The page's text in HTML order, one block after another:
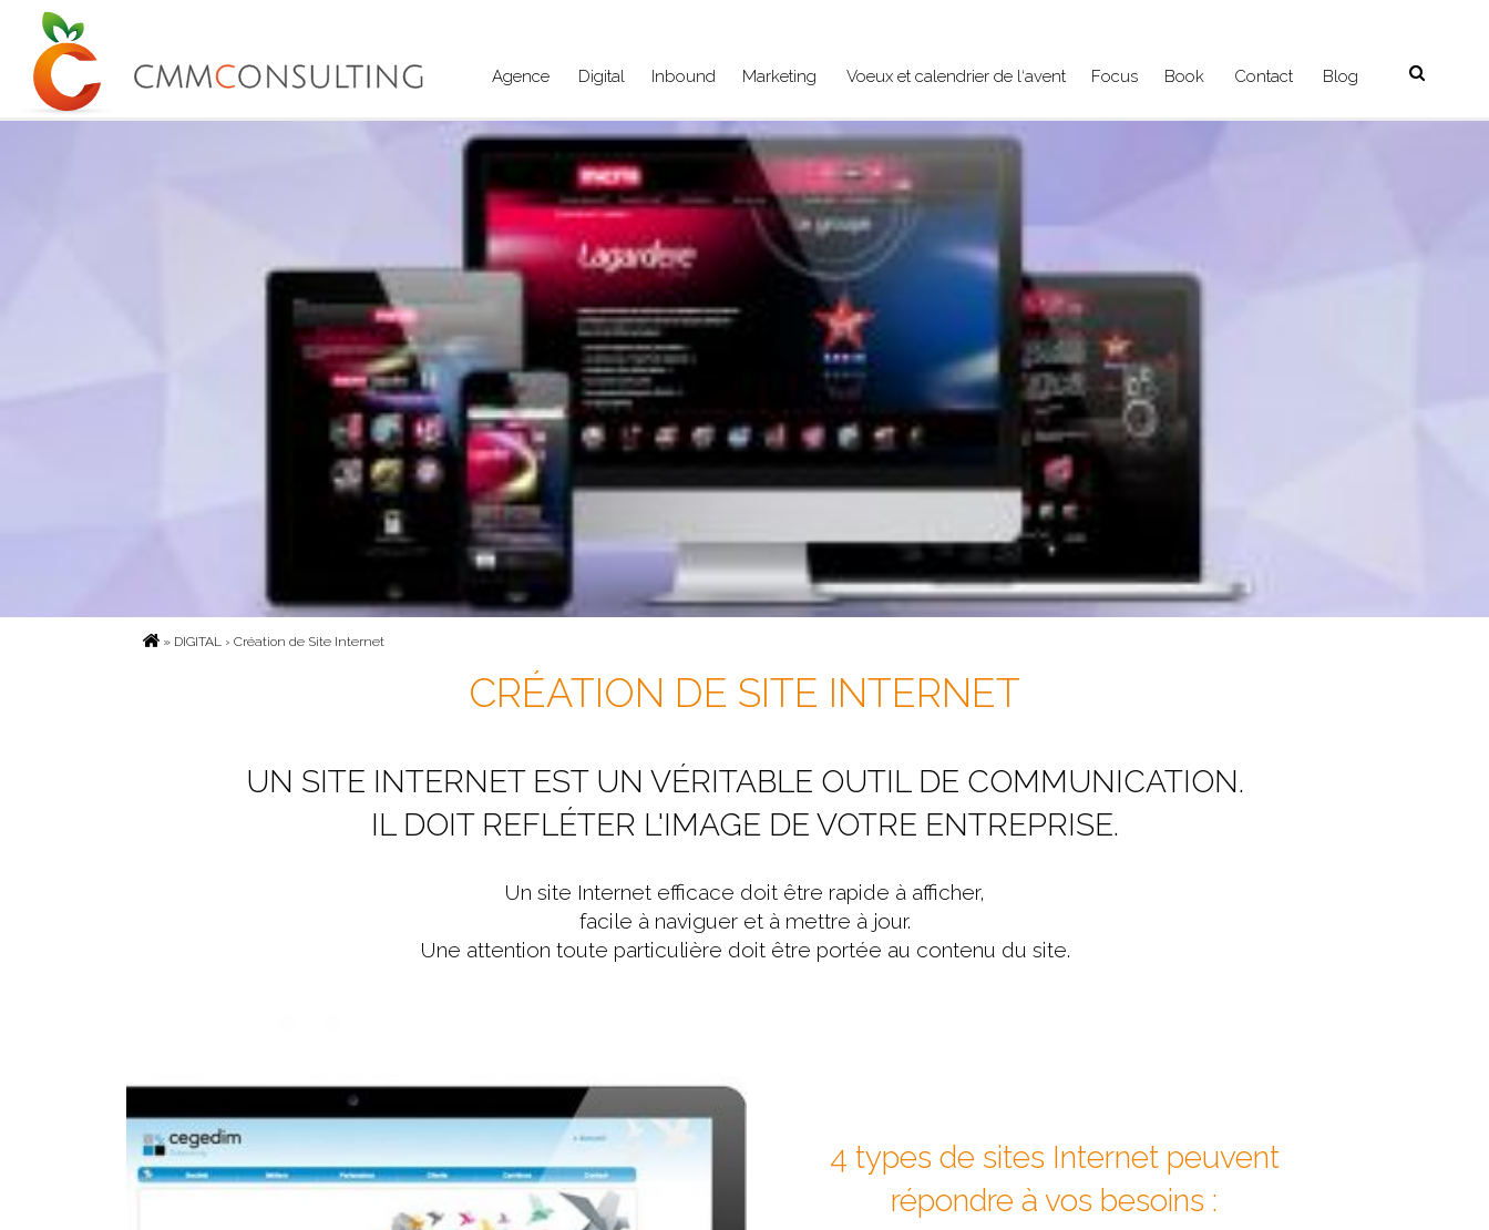
Agence Digital Inbound Marketing Voeux et calendrier de l‘avent Focus Book Contact Blog
» DIGITAL› Création de Site Internet
CRÉATION DE SITE INTERNET
UN SITE INTERNET EST UN VÉRITABLE OUTIL DE COMMUNICATION.
IL DOIT REFLÉTER L'IMAGE DE VOTRE ENTREPRISE.
Un site Internet efficace doit être rapide à afficher,
facile à naviguer et à mettre à jour.
Une attention toute particulière doit être portée au contenu du site.
4 types de sites Internet peuvent
répondre à vos besoins :